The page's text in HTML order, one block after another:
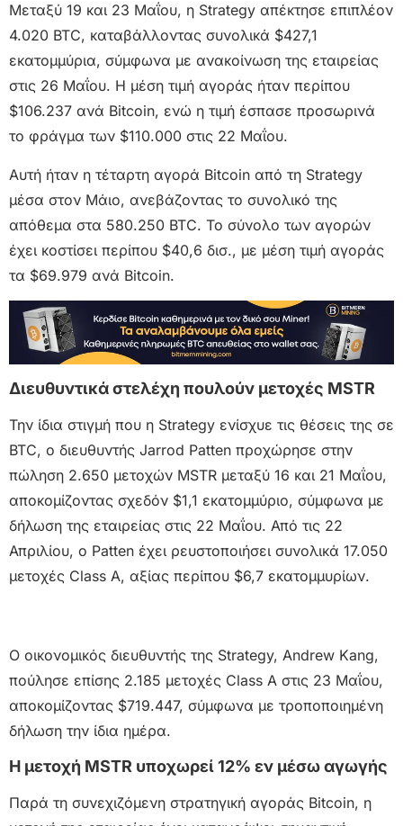
Μεταξύ 19 και 23 Μαΐου, η Strategy απέκτησε επιπλέον
4.020 BTC, καταβάλλοντας συνολικά $427,1
εκατομμύρια, σύμφωνα με ανακοίνωση της εταιρείας
στις 26 Μαΐου. Η μέση τιμή αγοράς ήταν περίπου
$106.237 ανά Bitcoin, ενώ η τιμή έσπασε προσωρινά
το φράγμα των $110.000 στις 22 Μαΐου.
Αυτή ήταν η τέταρτη αγορά Bitcoin από τη Strategy
μέσα στον Μάιο, ανεβάζοντας το συνολικό της
απόθεμα στα 580.250 BTC. Το σύνολο των αγορών
έχει κοστίσει περίπου $40,6 δισ., με μέση τιμή αγοράς
τα $69.979 ανά Bitcoin.
Διευθυντικά στελέχη πουλούν μετοχές MSTR
Την ίδια στιγμή που η Strategy ενίσχυε τις θέσεις της σε
BTC, ο διευθυντής Jarrod Patten προχώρησε στην
πώληση 2.650 μετοχών MSTR μεταξύ 16 και 21 Μαΐου,
αποκομίζοντας σχεδόν $1,1 εκατομμύριο, σύμφωνα με
δήλωση της εταιρείας στις 22 Μαΐου. Από τις 22
Απριλίου, ο Patten έχει ρευστοποιήσει συνολικά 17.050
μετοχές Class A, αξίας περίπου $6,7 εκατομμυρίων.
Ο οικονομικός διευθυντής της Strategy, Andrew Kang,
πούλησε επίσης 2.185 μετοχές Class A στις 23 Μαΐου,
αποκομίζοντας $719.447, σύμφωνα με τροποποιημένη
δήλωση την ίδια ημέρα.
Η μετοχή MSTR υποχωρεί 12% εν μέσω αγωγής
Παρά τη συνεχιζόμενη στρατηγική αγοράς Bitcoin, η